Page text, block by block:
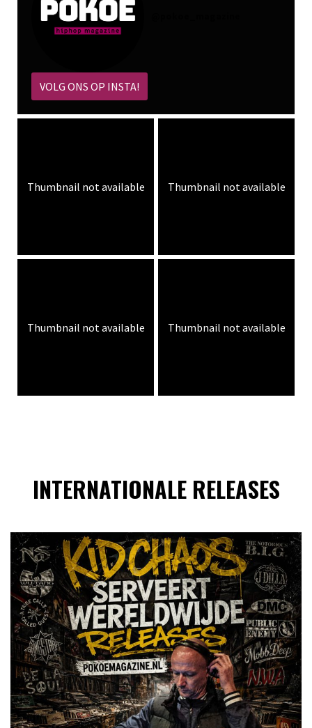
VOLG ONS OP INSTA!
Thumbnail not available Thumbnail not available
Thumbnail not available Thumbnail not available
INTERNATIONALE RELEASES